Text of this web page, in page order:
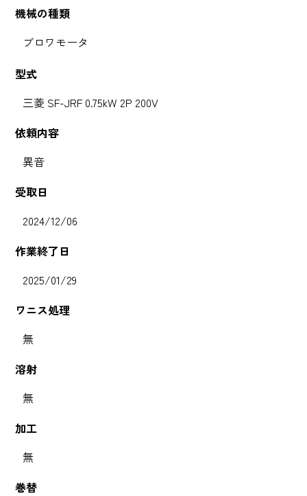
機械の種類
ブロワモータ
型式
三菱 SF-JRF 0.75kW 2P 200V
依頼内容
異音
受取日
2024/12/06
作業終了日
2025/01/29
ワニス処理
無
溶射
無
加工
無
巻替